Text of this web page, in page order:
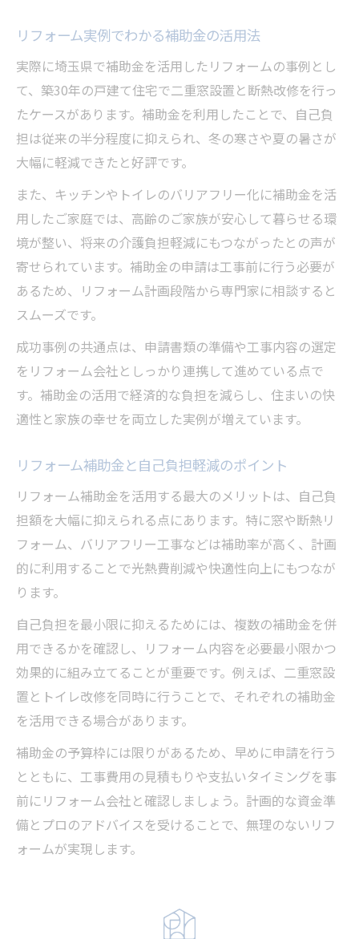
リフォーム実例でわかる補助金の活用法
実際に埼玉県で補助金を活用したリフォームの事例とし
て、築30年の戸建て住宅で二重窓設置と断熱改修を行っ
たケースがあります。補助金を利用したことで、自己負
担は従来の半分程度に抑えられ、冬の寒さや夏の暑さが
大幅に軽減できたと好評です。
また、キッチンやトイレのバリアフリー化に補助金を活
用したご家庭では、高齢のご家族が安心して暮らせる環
境が整い、将来の介護負担軽減にもつながったとの声が
寄せられています。補助金の申請は工事前に行う必要が
あるため、リフォーム計画段階から専門家に相談すると
スムーズです。
成功事例の共通点は、申請書類の準備や工事内容の選定
をリフォーム会社としっかり連携して進めている点で
す。補助金の活用で経済的な負担を減らし、住まいの快
適性と家族の幸せを両立した実例が増えています。
リフォーム補助金と自己負担軽減のポイント
リフォーム補助金を活用する最大のメリットは、自己負
担額を大幅に抑えられる点にあります。特に窓や断熱リ
フォーム、バリアフリー工事などは補助率が高く、計画
的に利用することで光熱費削減や快適性向上にもつなが
ります。
自己負担を最小限に抑えるためには、複数の補助金を併
用できるかを確認し、リフォーム内容を必要最小限かつ
効果的に組み立てることが重要です。例えば、二重窓設
置とトイレ改修を同時に行うことで、それぞれの補助金
を活用できる場合があります。
補助金の予算枠には限りがあるため、早めに申請を行う
とともに、工事費用の見積もりや支払いタイミングを事
前にリフォーム会社と確認しましょう。計画的な資金準
備とプロのアドバイスを受けることで、無理のないリフ
ォームが実現します。